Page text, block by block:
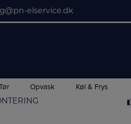
elservice.dk
Opvask Køl & Frys